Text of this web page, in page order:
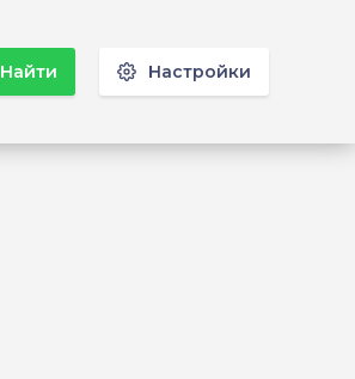
Найти Настройки